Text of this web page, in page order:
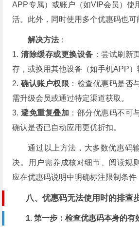
APP专属）或账户（如VIP会员）使
活。此外，同时使用多个优惠码也可
解决方法：
1. 清除缓存或更换设备 ：尝试刷新
存，或换用其他设备（如手机APP）
2. 确认账户权限 ：检查优惠码是否
需升级会员或通过特定渠道获取。
3. 避免重复叠加 ：部分优惠码不可
确认是否已自动应用更优折扣。
通过以上方法，大多数优惠码
决。用户需养成核对细节、阅读规
应在优惠码说明中明确标注限制条件
八、优惠码无法使用时的排查
1. 第一步：检查优惠码本身的有